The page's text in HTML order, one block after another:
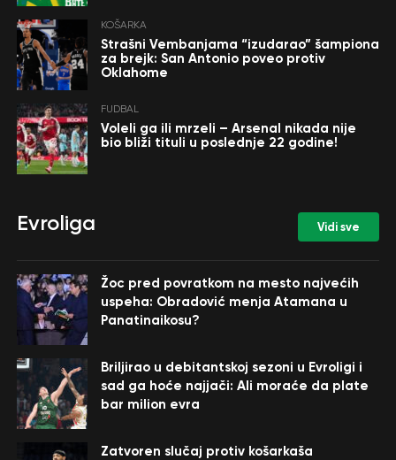
KOŠARKA
Strašni Vembanjama “izudarao” šampiona
za brejk: San Antonio poveo protiv
Oklahome
FUDBAL
Voleli ga ili mrzeli – Arsenal nikada nije
bio bliži tituli u poslednje 22 godine!
Evroliga Vidi sve
Žoc pred povratkom na mesto najvećih
uspeha: Obradović menja Atamana u
Panatinaikosu?
Briljirao u debitantskoj sezoni u Evroligi i
sad ga hoće najjači: Ali moraće da plate
bar milion evra
Zatvoren slučaj protiv košarkaša